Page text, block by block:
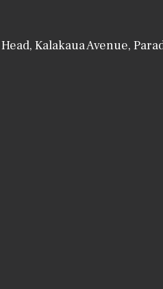
Kalakaua Avenue,